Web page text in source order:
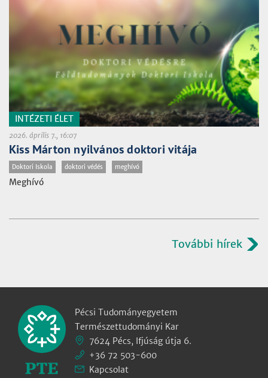
INTÉZETI ÉLET
2026. április 7., 16:07
Kiss Márton nyilvános doktori vitája
Doktori Iskola doktori védés meghívó
Meghívó
További hírek
Pécsi Tudományegyetem
Természettudományi Kar
7624 Pécs, Ifjúság útja 6.
+36 72 503-600
Kapcsolat